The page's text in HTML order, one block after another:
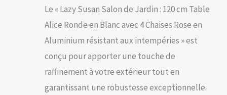
Le « Lazy Susan Salon de Jardin : 120 cm Table
Alice Ronde en Blanc avec 4 Chaises Rose en
Aluminium résistant aux intempéries » est
conçu pour apporter une touche de
raffinement à votre extérieur tout en
garantissant une robustesse exceptionnelle.